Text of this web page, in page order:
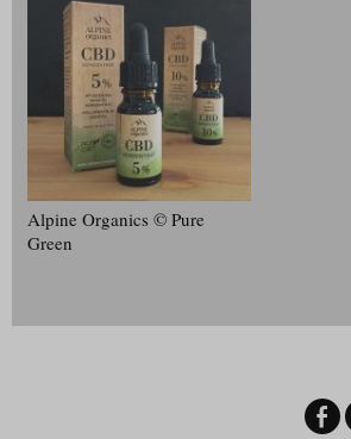
Alpine Organics © Pure
Green